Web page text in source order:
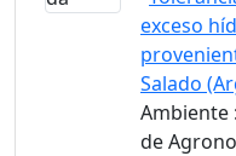
exceso
Salado
Ambiente
de